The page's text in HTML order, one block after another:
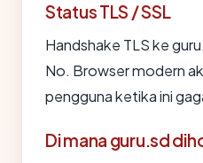
Status TLS / SSL
Handshake TLS ke
No. Browser modern
pengguna ketika ini
Di mana guru.sd